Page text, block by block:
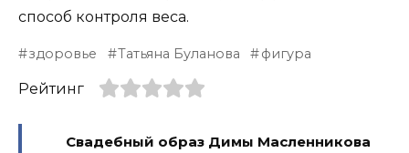
способ контроля веса.
здоровье Татьяна Буланова фигура
Рейтинг
Свадебный образ Димы Масленникова